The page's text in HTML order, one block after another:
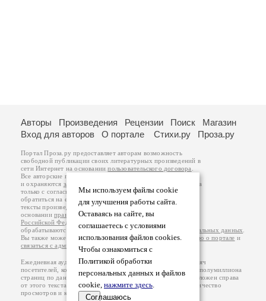
Мы используем файлы cookie
для улучшения работы сайта.
Оставаясь на сайте, вы
соглашаетесь с условиями
использования файлов cookies.
Чтобы ознакомиться с
Политикой обработки
персональных данных и файлов
cookie, нажмите здесь.
Соглашаюсь
Авторы Произведения Рецензии Поиск
Магазин
Вход для авторов
О портале Стихи.ру Проза.ру
Портал Проза.ру предоставляет авторам возможность
свободной публикации своих литературных произведений в
сети Интернет на основаниипользовательского договора
Все авторские права на произведения принадлежат авторам
и охраняются законом
. Перепечатка произведений возможна
только с согласия его автора, к которому вы можете
обратиться на его авторской странице. Ответственность за
тексты произведений авторы несут самостоятельно на
основанииправил публикацииизаконодательства
Российской Федерации
обрабатываются на основанииПолитики обработки персональных данных
Вы также можете посмотреть более подробнуюинформацию о портале и
связаться с администрацией
Ежедневная аудитория портала Проза.ру – порядка 100 тысяч
посетителей, которые в общей сумме просматривают более полумиллиона
страниц по данным счетчика посещаемости, который расположен справа
от этого текста. В каждой графе указано по две цифры: количество
просмотров и количество посетителей.